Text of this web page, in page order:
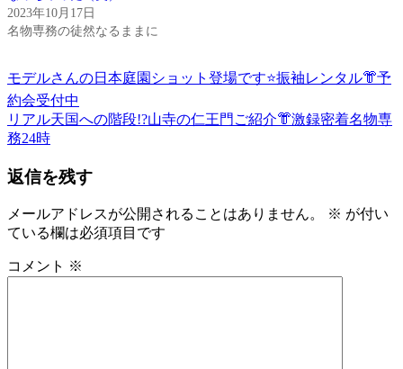
2023年10月17日
名物専務の徒然なるままに
き
も
の
ゆ
た
ゆ
か
た
着
投
稿
ナ
ビ
ー
ョ
前
の
記
事:
モデルさんの日本庭園ショット登場です⭐️振袖レンタル👘予
約会受付中
次
の
事:
リアル天国への階段!?山寺の仁王門ご紹介👘激録密着名物専
務24時
返信を残す
メールアドレスが公開されることはありません。 ※ が付い
ている欄は必須項目です
コメント ※